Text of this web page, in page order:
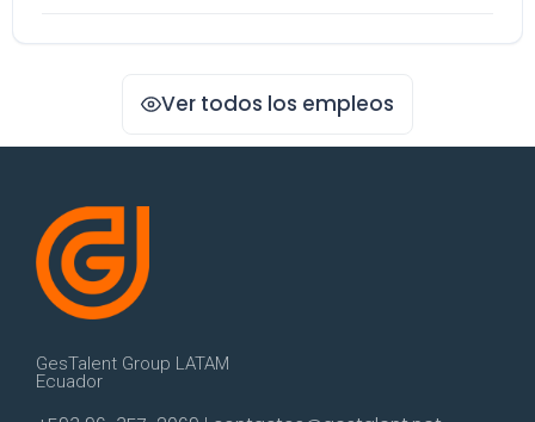
Ver todos los empleos
GesTalent Group LATAM
Ecuador